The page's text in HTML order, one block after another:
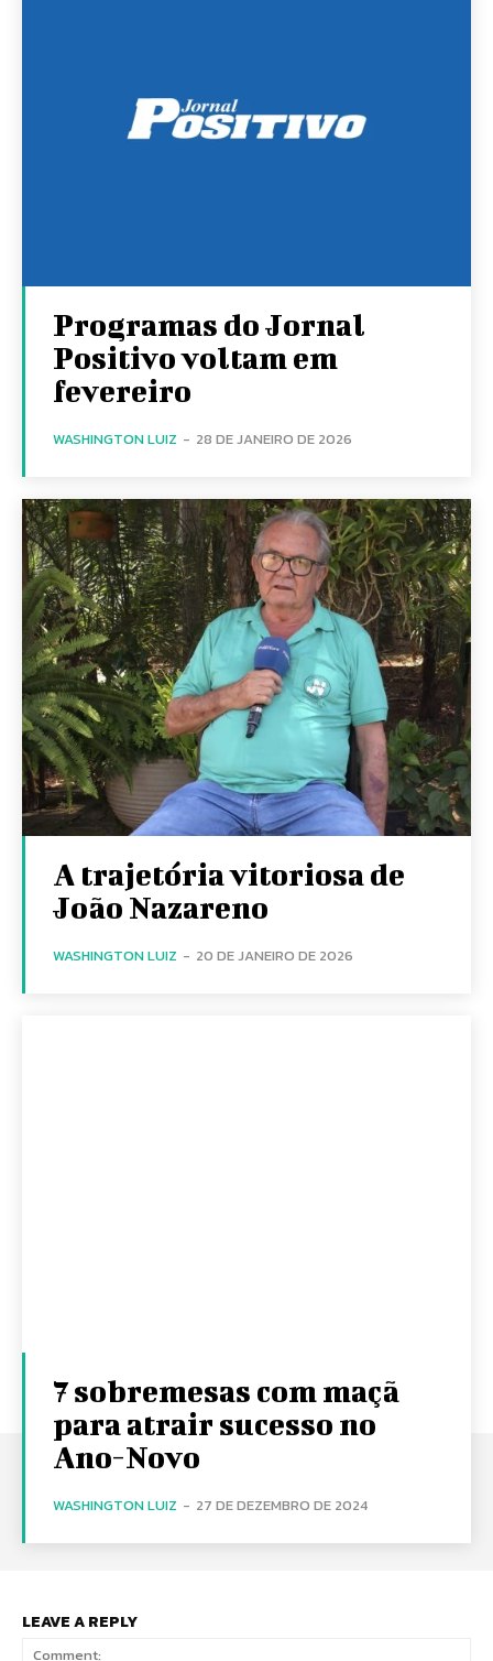
Programas do Jornal
Positivo voltam em
fevereiro
WASHINGTON LUIZ - 28 DE JANEIRO DE 2026
A trajetória vitoriosa de
João Nazareno
WASHINGTON LUIZ - 20 DE JANEIRO DE 2026
7 sobremesas com maçã
para atrair sucesso no
Ano-Novo
WASHINGTON LUIZ - 27 DE DEZEMBRO DE 2024
LEAVE A REPLY